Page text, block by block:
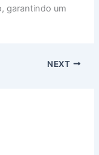
garantindo um
NEXT